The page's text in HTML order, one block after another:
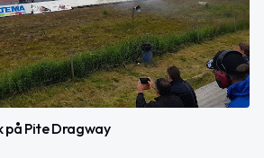
på Pite Dragway